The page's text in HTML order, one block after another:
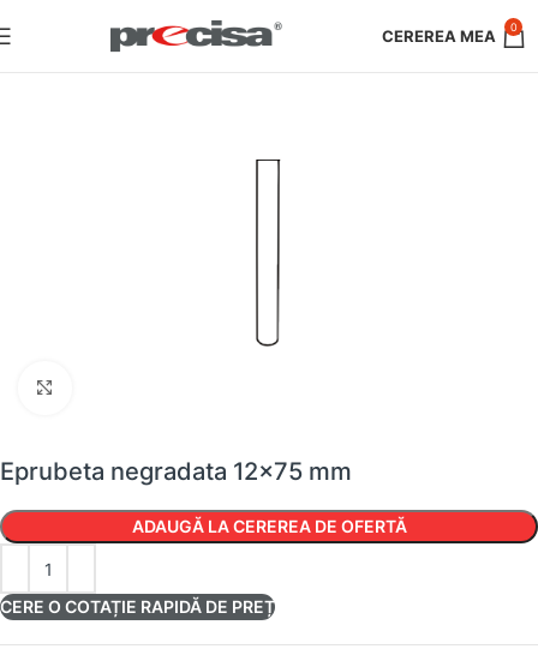
0
Eprubeta negradata 12×75 mm
ADAUGĂ LA CEREREA DE OFERTĂ
CERE O COTAȚIE RAPIDĂ DE PREȚ